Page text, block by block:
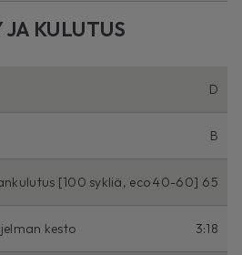
KULUTUS
D
B
[100 sykliä, eco 40-60] 65
kesto 3:18